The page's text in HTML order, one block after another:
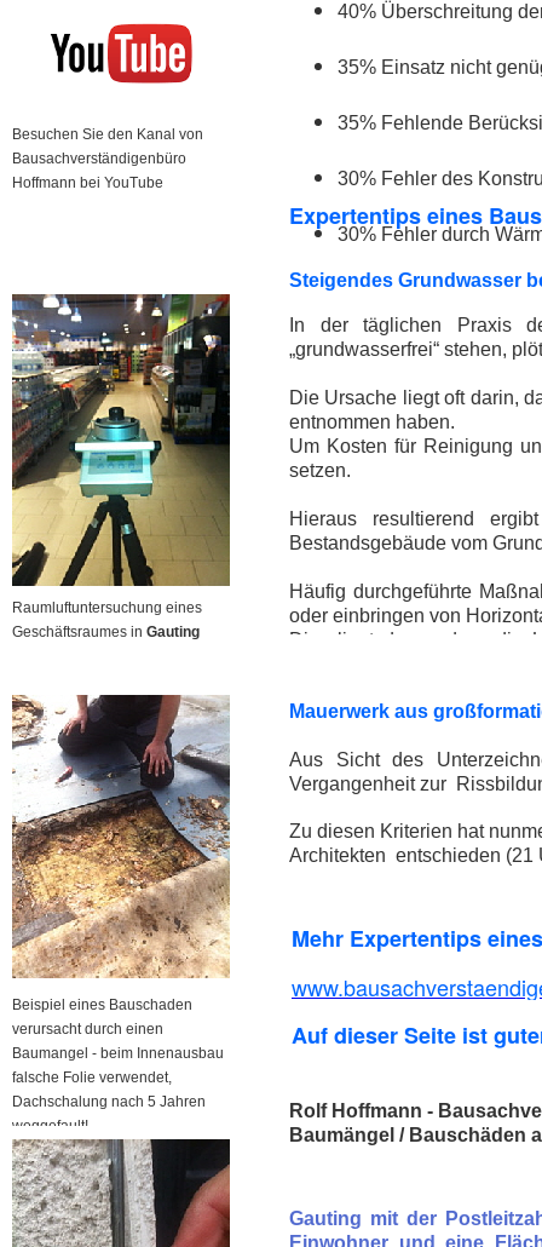
Expertentips eines
40% Überschreitung
35% Einsatz nicht
35% Fehlende
30% Fehler des
30% Fehler durch
Besuchen Sie den Kanal von
Bausachverständigenbüro
Hoffmann bei YouTube
Steigendes Grundwasser
In der täglichen Praxis
„grundwasserfrei“ stehen,
Die Ursache liegt oft darin,
entnommen haben.
Um Kosten für Reinigung
setzen.
Hieraus resultierend
Bestandsgebäude vom
Häufig durchgeführte
oder einbringen von
Dies liegt daran, dass die
Mauerwerk aus
Aus Sicht des
Vergangenheit zur
Zu diesen Kriterien hat
Architekten entschieden (21
Raumluftuntersuchung eines
Geschäftsraumes in Gauting
Beispiel eines Bauschaden
verursacht durch einen
Baumangel - beim Innenausbau
falsche Folie verwendet,
Dachschalung nach 5 Jahren
weggefault!
Gauting mit der
Einwohner und eine
Mehr Expertentips
Auf dieser Seite ist
Rolf Hoffmann -
Baumängel / Bauschäden